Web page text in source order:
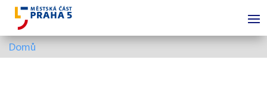
Domů